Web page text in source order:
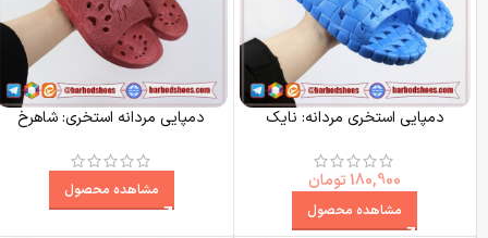
دمپایی استخری مردانه: نایک
180,900 تومان
مشاهده محصول
دمپایی مردانه استخری: شاهرخ
مشاهده محصول